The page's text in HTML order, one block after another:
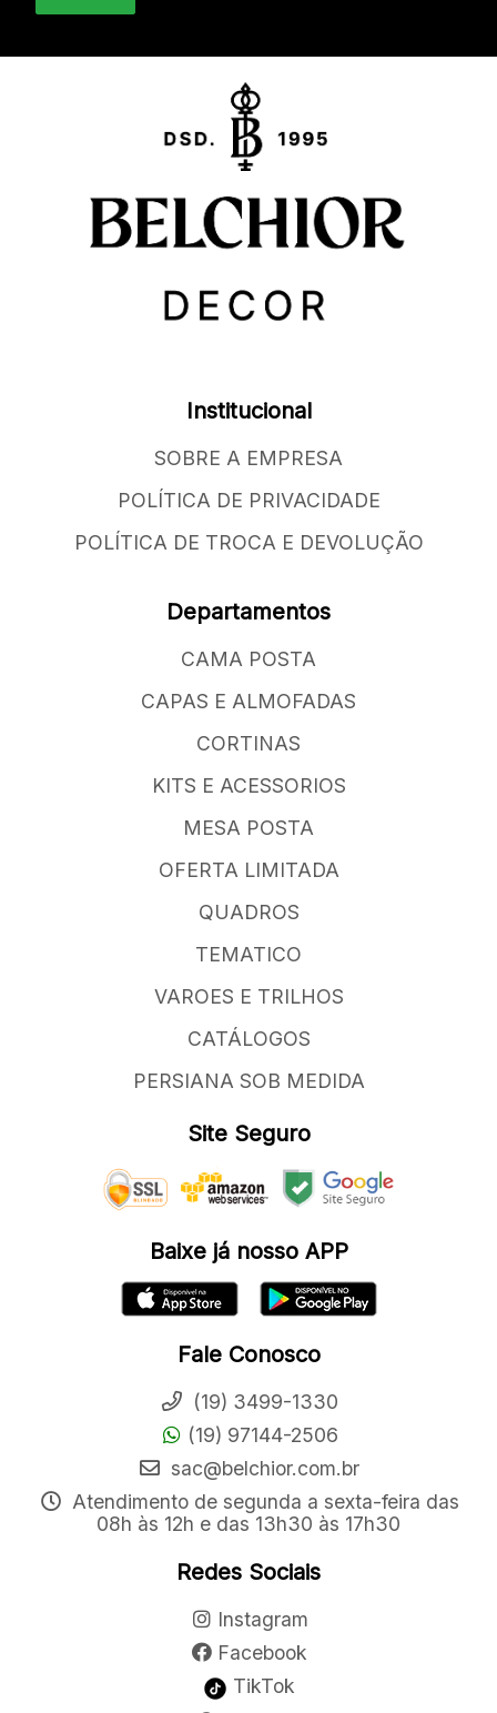
Institucional
SOBRE A EMPRESA
POLÍTICA DE PRIVACIDADE
POLÍTICA DE TROCA E DEVOLUÇÃO
Departamentos
CAMA POSTA
CAPAS E ALMOFADAS
CORTINAS
KITS E ACESSORIOS
MESA POSTA
OFERTA LIMITADA
QUADROS
TEMATICO
VAROES E TRILHOS
CATÁLOGOS
PERSIANA SOB MEDIDA
Site Seguro
Baixe já nosso APP
Fale Conosco
(19) 3499-1330
(19) 97144-2506
sac@belchior.com.br
Atendimento de segunda a sexta-feira das
08h às 12h e das 13h30 às 17h30
Redes Sociais
Instagram
Facebook
TikTok